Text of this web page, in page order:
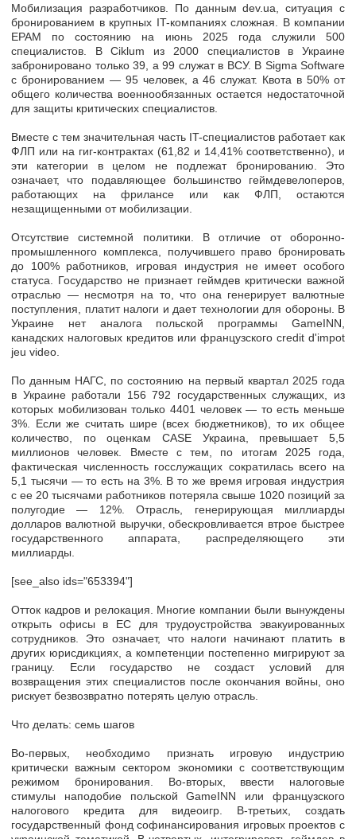
Мобилизация разработчиков. По данным dev.ua, ситуация с
бронированием в крупных IT-компаниях сложная. В компании
EPAM по состоянию на июнь 2025 года служили 500
специалистов. В Ciklum из 2000 специалистов в Украине
забронировано только 39, а 99 служат в ВСУ. В Sigma Software
с бронированием — 95 человек, а 46 служат. Квота в 50% от
общего количества военнообязанных остается недостаточной
для защиты критических специалистов.
Вместе с тем значительная часть IT-специалистов работает как
ФЛП или на гиг-контрактах (61,82 и 14,41% соответственно), и
эти категории в целом не подлежат бронированию. Это
означает, что подавляющее большинство геймдевелоперов,
работающих на фрилансе или как ФЛП, остаются
незащищенными от мобилизации.
Отсутствие системной политики. В отличие от оборонно-
промышленного комплекса, получившего право бронировать
до 100% работников, игровая индустрия не имеет особого
статуса. Государство не признает геймдев критически важной
отраслью — несмотря на то, что она генерирует валютные
поступления, платит налоги и дает технологии для обороны. В
Украине нет аналога польской программы GameINN,
канадских налоговых кредитов или французского сredit d'impot
jeu video.
По данным НАГС, по состоянию на первый квартал 2025 года
в Украине работали 156 792 государственных служащих, из
которых мобилизован только 4401 человек — то есть меньше
3%. Если же считать шире (всех бюджетников), то их общее
количество, по оценкам CASE Украина, превышает 5,5
миллионов человек. Вместе с тем, по итогам 2025 года,
фактическая численность госслужащих сократилась всего на
5,1 тысячи — то есть на 3%. В то же время игровая индустрия
с ее 20 тысячами работников потеряла свыше 1020 позиций за
полугодие — 12%. Отрасль, генерирующая миллиарды
долларов валютной выручки, обескровливается втрое быстрее
государственного аппарата, распределяющего эти
миллиарды.
[see_also ids="653394"]
Отток кадров и релокация. Многие компании были вынуждены
открыть офисы в ЕС для трудоустройства эвакуированных
сотрудников. Это означает, что налоги начинают платить в
других юрисдикциях, а компетенции постепенно мигрируют за
границу. Если государство не создаст условий для
возвращения этих специалистов после окончания войны, оно
рискует безвозвратно потерять целую отрасль.
Что делать: семь шагов
Во-первых, необходимо признать игровую индустрию
критически важным сектором экономики с соответствующим
режимом бронирования. Во-вторых, ввести налоговые
стимулы наподобие польской GameINN или французского
налогового кредита для видеоигр. В-третьих, создать
государственный фонд софинансирования игровых проектов с